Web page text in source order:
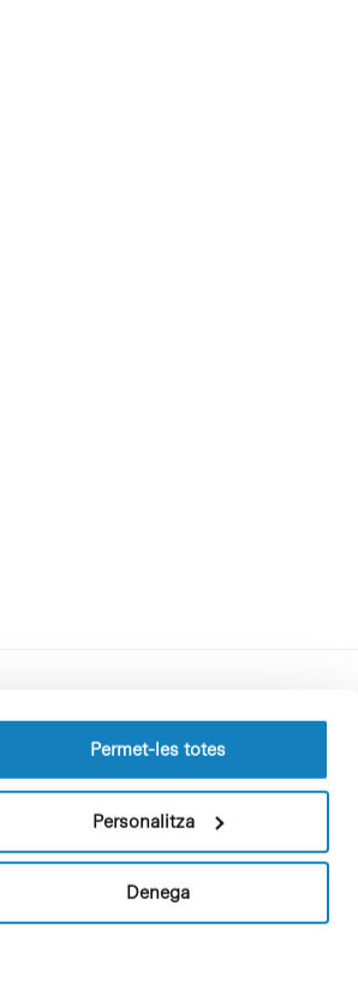
Permet-les totes
Personalitza
Denega
Perfil del contractant
Política de privacitat
Avís Legal
Política de cookies
Patrons i patrocinadors
Borsa de treball
Contacte